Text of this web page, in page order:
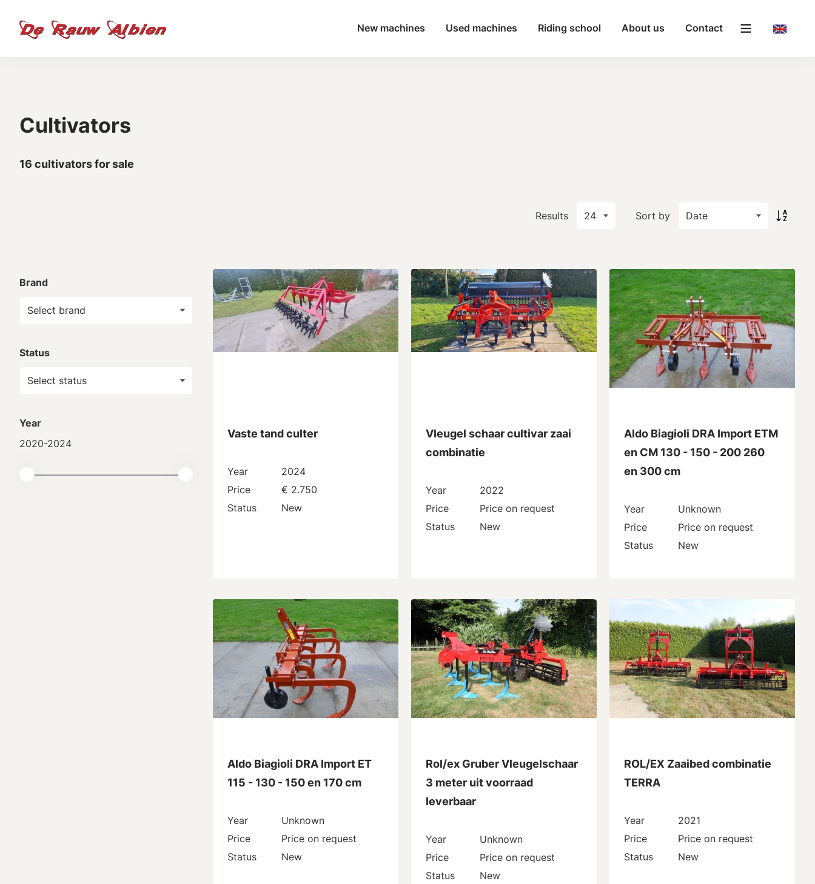
New machines Used machines Riding school About us Contact
Cultivators
16 cultivators for sale
Brand
Status
Year
2020-2024
Results Sort by
Vaste tand culter
Year
2024
Price
€ 2.750
Status
New
Vleugel schaar cultivar zaai
combinatie
Year
2022
Price
Price on request
Status
New
Aldo Biagioli DRA Import ETM
en CM 130 - 150 - 200 260
en 300 cm
Year
Unknown
Price
Price on request
Status
New
Aldo Biagioli DRA Import ET
115 - 130 - 150 en 170 cm
Year
Unknown
Price
Price on request
Status
New
Rol/ex Gruber Vleugelschaar
3 meter uit voorraad
leverbaar
Year
Unknown
Price
Price on request
Status
New
ROL/EX Zaaibed combinatie
TERRA
Year
2021
Price
Price on request
Status
New